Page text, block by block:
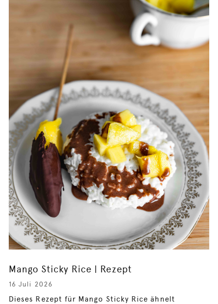
Mango Sticky Rice | Rezept
16 Juli 2026
Dieses Rezept für Mango Sticky Rice ähnelt